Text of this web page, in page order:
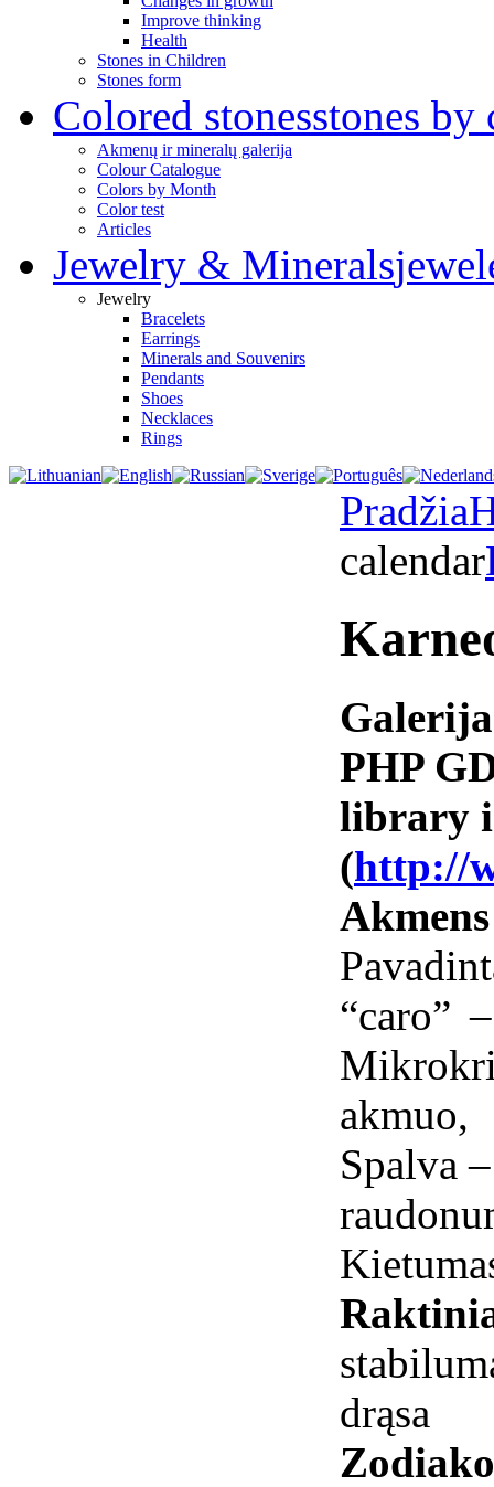
Improve thinking
Health
Stones in Children
Stones form
Colored stonesstones by
Akmenų ir mineralų galerija
Colour Catalogue
Colors by Month
Color test
Articles
Jewelry & Minerals
Jewelry
Bracelets
Earrings
Minerals and Souvenirs
Pendants
Shoes
Necklaces
Rings
Pradžia
calendar
Galerija
PHP
library
(http://
“caro”
Spalva
drąsa